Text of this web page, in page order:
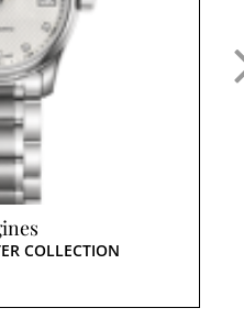
COLLECTION